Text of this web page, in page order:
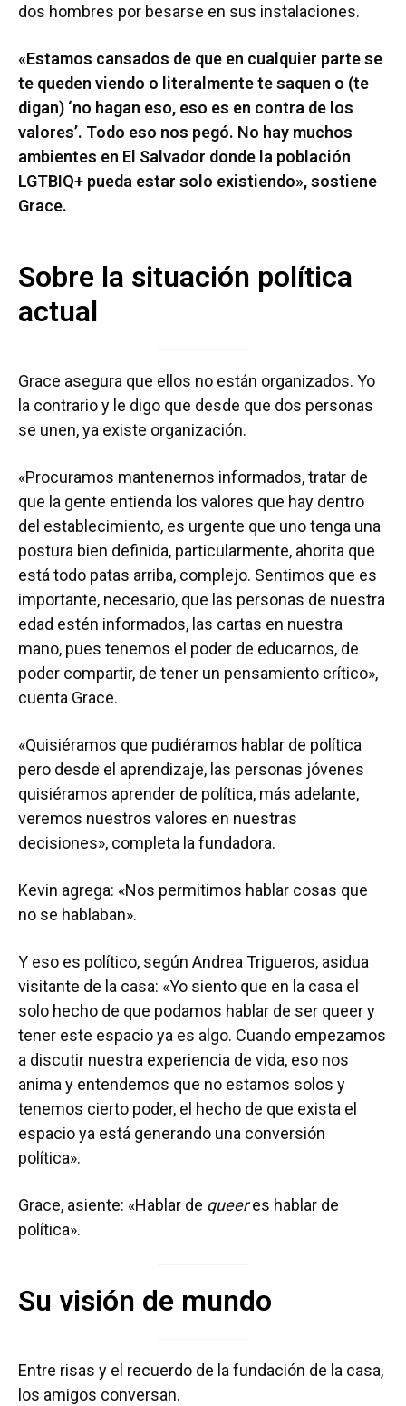
dos hombres por besarse en sus instalaciones.
«Estamos cansados de que en cualquier parte se
te queden viendo o literalmente te saquen o (te
digan) ‘no hagan eso, eso es en contra de los
valores’. Todo eso nos pegó. No hay muchos
ambientes en El Salvador donde la población
LGTBIQ+ pueda estar solo existiendo», sostiene
Grace.
Sobre la situación política
actual
Grace asegura que ellos no están organizados. Yo
la contrario y le digo que desde que dos personas
se unen, ya existe organización.
«Procuramos mantenernos informados, tratar de
que la gente entienda los valores que hay dentro
del establecimiento, es urgente que uno tenga una
postura bien definida, particularmente, ahorita que
está todo patas arriba, complejo. Sentimos que es
importante, necesario, que las personas de nuestra
edad estén informados, las cartas en nuestra
mano, pues tenemos el poder de educarnos, de
poder compartir, de tener un pensamiento crítico»,
cuenta Grace.
«Quisiéramos que pudiéramos hablar de política
pero desde el aprendizaje, las personas jóvenes
quisiéramos aprender de política, más adelante,
veremos nuestros valores en nuestras
decisiones», completa la fundadora.
Kevin agrega: «Nos permitimos hablar cosas que
no se hablaban».
Y eso es político, según Andrea Trigueros, asidua
visitante de la casa: «Yo siento que en la casa el
solo hecho de que podamos hablar de ser queer y
tener este espacio ya es algo. Cuando empezamos
a discutir nuestra experiencia de vida, eso nos
anima y entendemos que no estamos solos y
tenemos cierto poder, el hecho de que exista el
espacio ya está generando una conversión
política».
Grace, asiente: «Hablar de queeres hablar de
política».
Su visión de mundo
Entre risas y el recuerdo de la fundación de la casa,
los amigos conversan.